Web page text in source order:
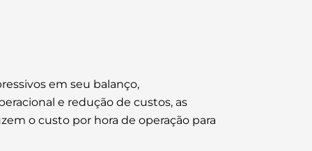
em seu balanço,
e redução de custos, as
o custo por hora de operação para